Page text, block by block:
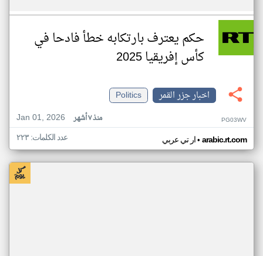
حكم يعترف بارتكابه خطأ فادحا في
كأس إفريقيا 2025
اخبار جزر القمر
Politics
Jan 01, 2026
منذ ٧ أشهر PG03WV
ار تي عربي• arabic.rt.com عدد الكلمات: ٢٢٣